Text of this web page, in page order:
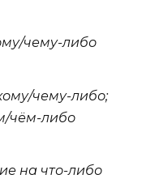
чему-либо
чему-либо;
чём-либо
на что-либо